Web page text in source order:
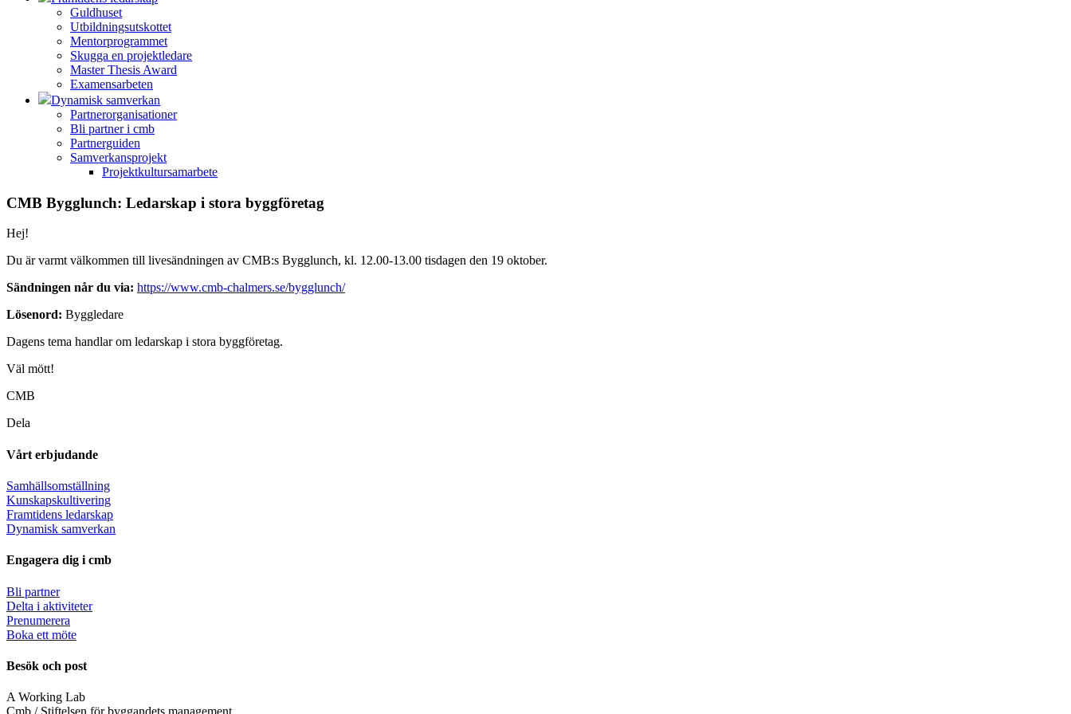
Guldhuset
Utbildningsutskottet
Mentorprogrammet
Skugga en projektledare
Master Thesis Award
Examensarbeten
Dynamisk samverkan
Partnerorganisationer
Bli partner i cmb
Partnerguiden
Samverkansprojekt
Projektkultursamarbete
CMB Bygglunch: Ledarskap i stora byggföretag
Hej!
Du är varmt välkommen till livesändningen av CMB:s Bygglunch, kl. 12.00-13.00 tisdagen den 19 oktober.
Sändningen når du via: https://www.cmb-chalmers.se/bygglunch/
Lösenord: Byggledare
Dagens tema handlar om ledarskap i stora byggföretag.
Väl mött!
CMB
Dela
Vårt erbjudande
Samhällsomställning
Kunskapskultivering
Framtidens ledarskap
Dynamisk samverkan
Engagera dig i cmb
Bli partner
Delta i aktiviteter
Prenumerera
Boka ett möte
Besök och post
A Working Lab
Cmb / Stiftelsen för byggandets management